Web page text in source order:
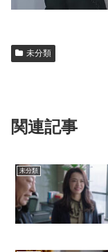
未分類
関連記事
未分類